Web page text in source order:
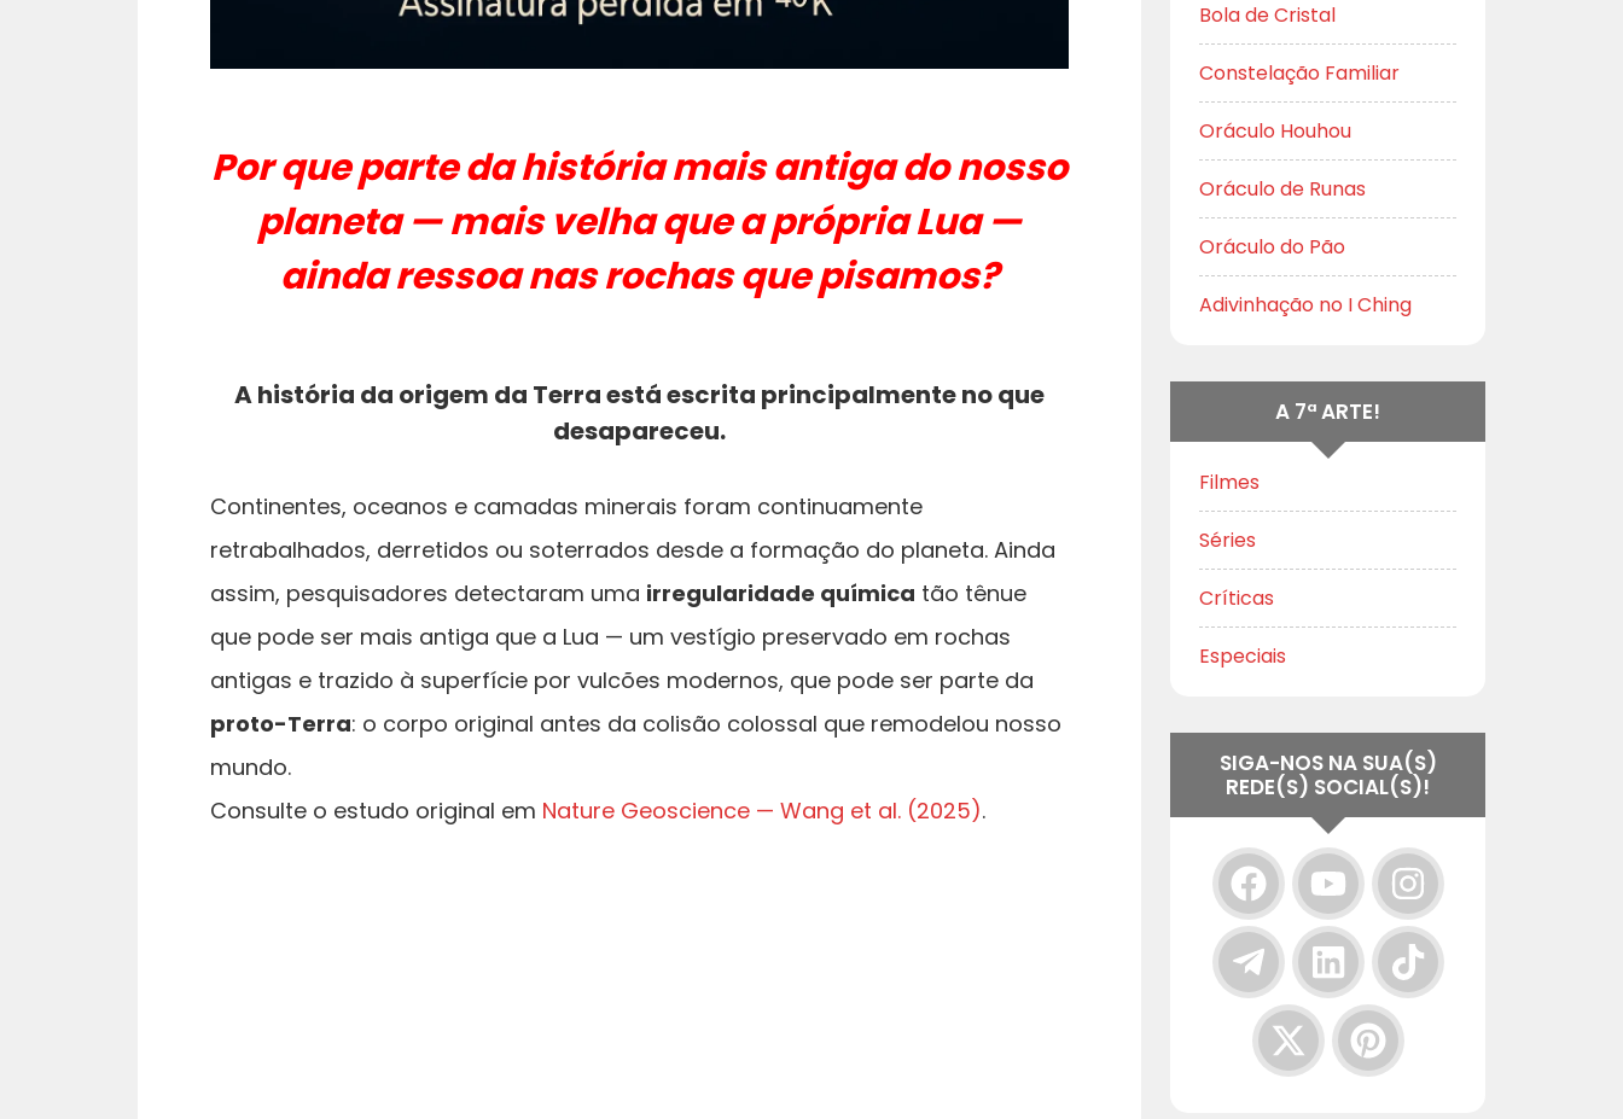
Por que parte da história mais antiga do nosso
planeta — mais velha que a própria Lua —
ainda ressoa nas rochas que pisamos?
A história da origem da Terra está escrita principalmente no que
desapareceu.
Continentes, oceanos e camadas minerais foram continuamente
retrabalhados, derretidos ou soterrados desde a formação do planeta. Ainda
assim, pesquisadores detectaram uma irregularidade química tão tênue
que pode ser mais antiga que a Lua — um vestígio preservado em rochas
antigas e trazido à superfície por vulcões modernos, que pode ser parte da
proto-Terra: o corpo original antes da colisão colossal que remodelou nosso
mundo.
Consulte o estudo original em Nature Geoscience — Wang et al. (2025).
Bola de Cristal
Constelação Familiar
Oráculo Houhou
Oráculo de Runas
Oráculo do Pão
Adivinhação no I Ching
A 7ª ARTE!
Filmes
Séries
Críticas
Especiais
SIGA-NOS NA SUA(S)
REDE(S) SOCIAL(S)!